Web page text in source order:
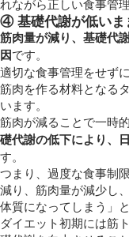
れながら正しい食事管
④ 基礎代謝が低いま
筋肉量が減り、基礎代
因です。
適切な食事管理をせず
筋肉を作る材料となる
います。
筋肉が減ることで一時
礎代謝の低下により、
す。
つまり、過度な食事制
減り、筋肉量が減少し
体質になってしまう」
ダイエット初期には筋